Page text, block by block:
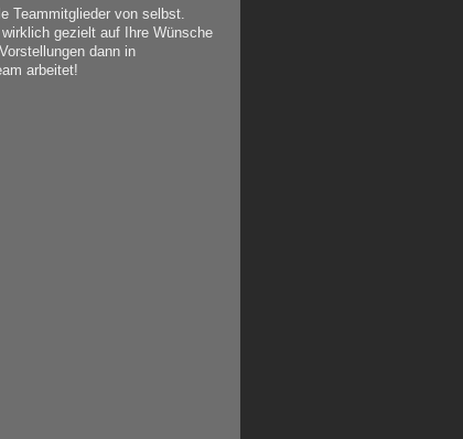
Teammitglieder von selbst.
gezielt auf Ihre Wünsche
dann in
arbeitet!